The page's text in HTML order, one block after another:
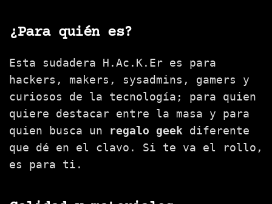
¿Para quién es?
Esta sudadera H.Ac.K.Er es para
hackers, makers, sysadmins, gamers y
curiosos de la tecnología; para quien
quiere destacar entre la masa y para
quien busca un regalo geek diferente
que dé en el clavo. Si te va el rollo,
es para ti.